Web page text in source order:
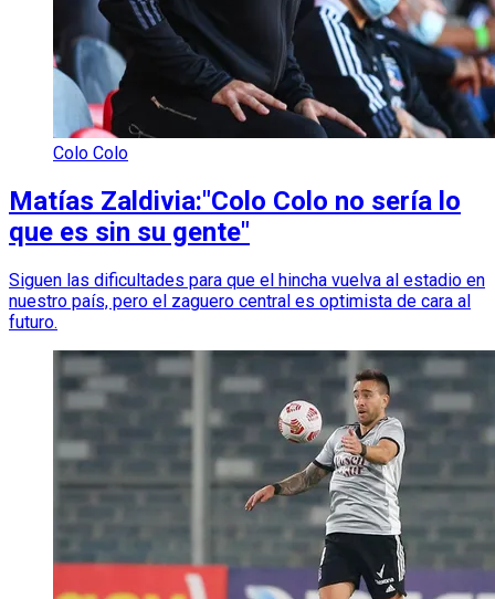
Colo Colo
Matías Zaldivia:"Colo Colo no sería lo
que es sin su gente"
Siguen las dificultades para que el hincha vuelva al estadio en
nuestro país, pero el zaguero central es optimista de cara al
futuro.